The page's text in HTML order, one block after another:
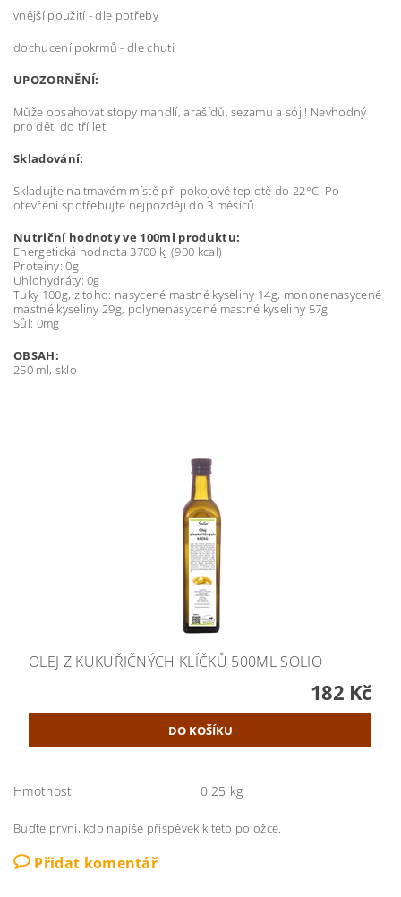
vnější použití - dle potřeby
dochucení pokrmů - dle chuti
UPOZORNĚNÍ:
Může obsahovat stopy mandlí, arašídů, sezamu a sóji! Nevhodný
pro děti do tří let.
Skladování:
Skladujte na tmavém místě při pokojové teplotě do 22°C. Po
otevření spotřebujte nejpozději do 3 měsíců.
Nutriční hodnoty ve 100ml produktu:
Energetická hodnota 3700 kJ (900 kcal)
Proteiny: 0g
Uhlohydráty: 0g
Tuky 100g, z toho: nasycené mastné kyseliny 14g, mononenasycené
mastné kyseliny 29g, polynenasycené mastné kyseliny 57g
Sůl: 0mg
OBSAH:
250 ml, sklo
OLEJ Z KUKUŘIČNÝCH KLÍČKŮ 500ML SOLIO
182 Kč
Hmotnost 0.25 kg
Buďte první, kdo napíše příspěvek k této položce.
Přidat komentář